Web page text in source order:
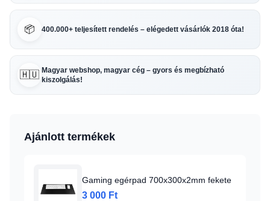
📦 400.000+ teljesített rendelés – elégedett vásárlók 2018 óta!
🇭🇺 Magyar webshop, magyar cég – gyors és megbízható
kiszolgálás!
Ajánlott termékek
Gaming egérpad 700x300x2mm fekete
3 000 Ft